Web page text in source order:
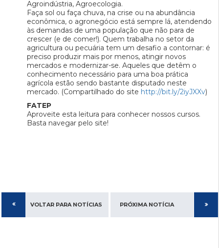
Agroindústria, Agroecologia.
Faça sol ou faça chuva, na crise ou na abundância
econômica, o agronegócio está sempre lá, atendendo
às demandas de uma população que não para de
crescer (e de comer!). Quem trabalha no setor da
agricultura ou pecuária tem um desafio a contornar: é
preciso produzir mais por menos, atingir novos
mercados e modernizar-se. Aqueles que detêm o
conhecimento necessário para uma boa prática
agrícola estão sendo bastante disputado neste
mercado. (Compartilhado do site http://bit.ly/2iyJXXv)
FATEP
Aproveite esta leitura para conhecer nossos cursos.
Basta navegar pelo site!
VOLTAR PARA NOTÍCIAS PRÓXIMA NOTÍCIA